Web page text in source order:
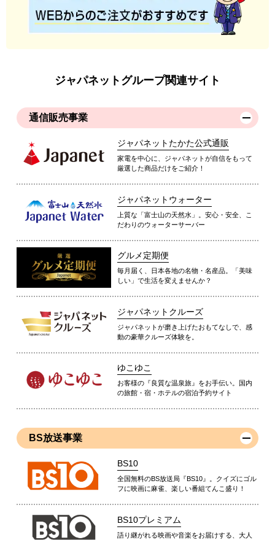
ジャパネットグループ関連サイト
通信販売事業
ジャパネットたかた公式通販
家電を中心に、ジャパネットが自信をもって
厳選した商品だけをご紹介！
ジャパネットウォーター
上質な「富士山の天然水」。安心・安全、こ
だわりのウォーターサーバー
グルメ定期便
毎月届く、日本各地の名物・名産品。「美味
しい」で生活を変えませんか？
ジャパネットクルーズ
ジャパネットが磨き上げたおもてなしで、感
動の豪華クルーズ体験を。
ゆこゆこ
お客様の『良質な温泉旅』をお手伝い。国内
の旅館・宿・ホテルの宿泊予約サイト
BS放送事業
BS10
全国無料のBS放送局『BS10』。クイズにゴル
フに映画に麻雀、楽しい番組てんこ盛り！
BS10プレミアム
語り継がれる映画や音楽をお届けする、大人